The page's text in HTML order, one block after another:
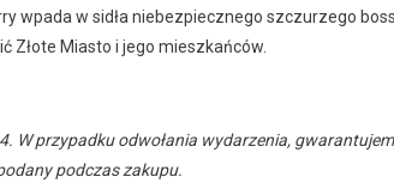
wpada w sidła niebezpiecznego szczurzego
Złote Miasto i jego mieszkańców.
W przypadku odwołania wydarzenia,
podczas zakupu.